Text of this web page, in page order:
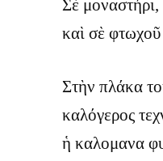
Σὲ
καὶ σὲ
Στὴν πλάκα
καλόγερος
ἡ καλομανα